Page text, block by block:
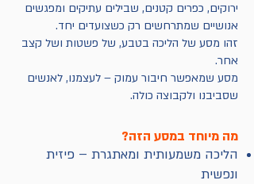
ירוקים, כפרים קטנים, שבילים עתיקים ומפגשים
אנושיים שמתרחשים רק כשצועדים יחד.
זהו מסע של הליכה בטבע, של פשטות ושל קצב
אחר.
מסע שמאפשר חיבור עמוק – לעצמנו, לאנשים
שסביבנו ולקבוצה כולה.
מה מיוחד במסע הזה?
הליכה משמעותית ומאתגרת – פיזית
ונפשית